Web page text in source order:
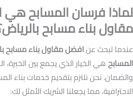
لماذا فرسان المسابح هي
مقاول بناء مسابح
عندما تبحث عنافضل مقاول بناء مسابح
المسابحهي الخيار الذي يجمع بين الخبرة،
والضمان. نحن نلتزم بتقديم خدمات بناء
الاحترافية، مما يجعلنا الشريك الأمثل لك: